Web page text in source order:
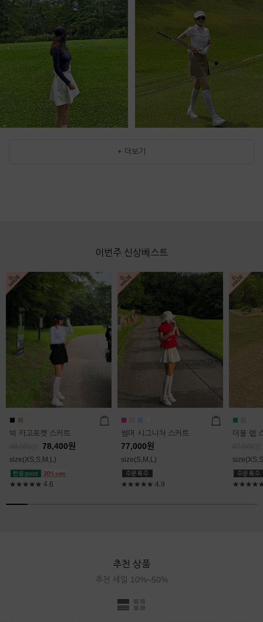
+ 더보기
이번주 신상베스트
빅 카고포켓 스커트
78,400원
size(XS,S,M,L)
★★★★★ 4.6
썸머 시그니처 스커트
77,000원
size(S,M,L)
★★★★★ 4.9
더블 랩
추천 상품
추천 세일 10%~50%